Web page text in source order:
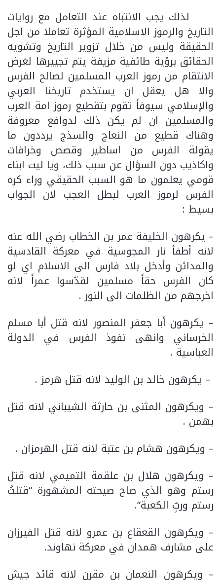
لذلك يجب الانتباه عند التعامل مع روايات
التاريخ والرموز الاسلامية المؤثرة تعاملا من اجل
الحقيقة وليس من خلال تزوير التاريخ وتشويه
الحقائق برؤية طائفية مزيفة يتم تجييرها لغرض
الانتقام من رموز العرب المسلمين لصالح الفرس
والا هل يعقل ان يستخدم تاريخنا العربي
والإسلامي سيوفاً تقوم بتقطيع رموز امة العرب
والمسلمين ان لم يكن ذلك لدوافع معروفة
وهناك قطيع من النعاج والسذج يرددون ما
يقولة الفرس من اساطير وقصص وخرافات
واكاذيب دون السؤال عن سبب ذلك، ويا ليت ابناء
قومي يعلمون ما هو السبب الحقيقي وراء كره
الفرس لرموز العرب لبطل العجب لان الجواب
بسيط :
– يكرهون الخليفة عمر بن الخطاب رضي الله عنه
لانه أطفأ نار المجوسية في معركة القادسية
والمدائن وأدخل بلاد فارس الى الاسلام اي لو
كان الفرس حقاً مسلمين لقدّسوا عمراً لانه
اخرجهم من الظلمات الى النور .
– يكرهون أبا جعفر المنصور لانه قتل أبا مسلم
الخرساني وانهى نفوذ الفرس في الدولة
العباسية .
– يكرهون خالد بن الوليد لانه قتل هرمز .
– ويكرهون المثنى بن حارثة الشيباني لانه قتل
بهمن .
– ويكرهون هشام بن عتبة لانه قتل الهرمزان .
– ويكرهون هلال بن علقمة التميمي لانه قتل
رستم وهو الذي صاح صيحته المشهورة “قتلتُ
رستم وربِّ الكعبة”.
– ويكرهون القعقاع بن عمرو لانه قتل الفيرزان
على مشارف همدان في معركة نهاوند.
– ويكرهون النعمان بن مقرن لانه قائد جيش